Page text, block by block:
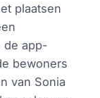
plaatsen
de app-
bewoners
van Sonia